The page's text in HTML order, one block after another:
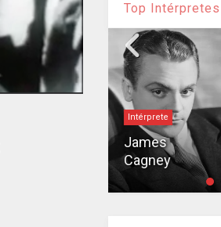
Top Intérpretes
Intérprete
James
Cagney